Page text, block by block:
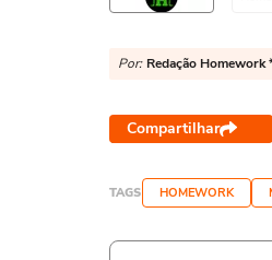
Por: Redação
Compartilhar
TAGS HOMEWORK